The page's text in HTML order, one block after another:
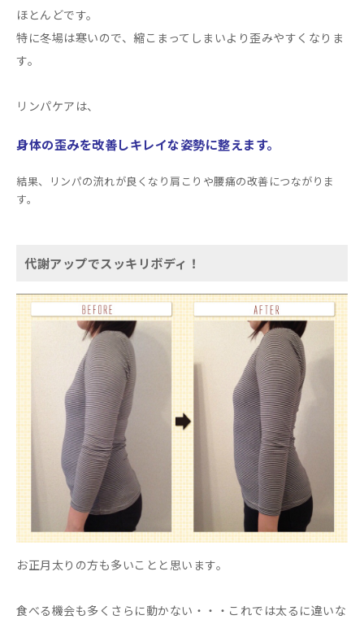
ほとんどです。
特に冬場は寒いので、縮こまってしまいより歪みやすくなりま
す。
リンパケアは、
身体の歪みを改善しキレイな姿勢に整えます。
結果、リンパの流れが良くなり肩こりや腰痛の改善につながりま
す。
代謝アップでスッキリボディ！
お正月太りの方も多いことと思います。
食べる機会も多くさらに動かない・・・これでは太るに違いな